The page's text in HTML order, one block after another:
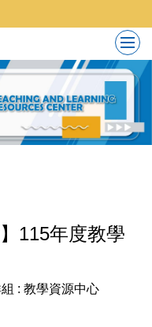
115年度教學
: 教學資源中心